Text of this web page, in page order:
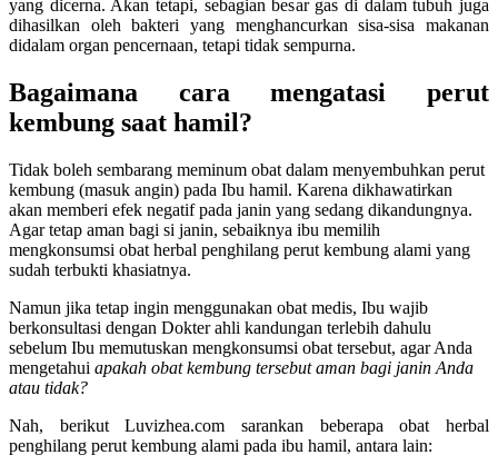
yang dicerna. Akan tetapi, sebagian besar gas di dalam tubuh juga
dihasilkan oleh bakteri yang menghancurkan sisa-sisa makanan
didalam organ pencernaan, tetapi tidak sempurna.
Bagaimana cara mengatasi perut
kembung saat hamil?
Tidak boleh sembarang meminum obat dalam menyembuhkan perut
kembung (masuk angin) pada Ibu hamil. Karena dikhawatirkan
akan memberi efek negatif pada janin yang sedang dikandungnya.
Agar tetap aman bagi si janin, sebaiknya ibu memilih
mengkonsumsi obat herbal penghilang perut kembung alami yang
sudah terbukti khasiatnya.
Namun jika tetap ingin menggunakan obat medis, Ibu wajib
berkonsultasi dengan Dokter ahli kandungan terlebih dahulu
sebelum Ibu memutuskan mengkonsumsi obat tersebut, agar Anda
mengetahui apakah obat kembung tersebut aman bagi janin Anda
atau tidak?
Nah, berikut Luvizhea.com sarankan beberapa obat herbal
penghilang perut kembung alami pada ibu hamil, antara lain: